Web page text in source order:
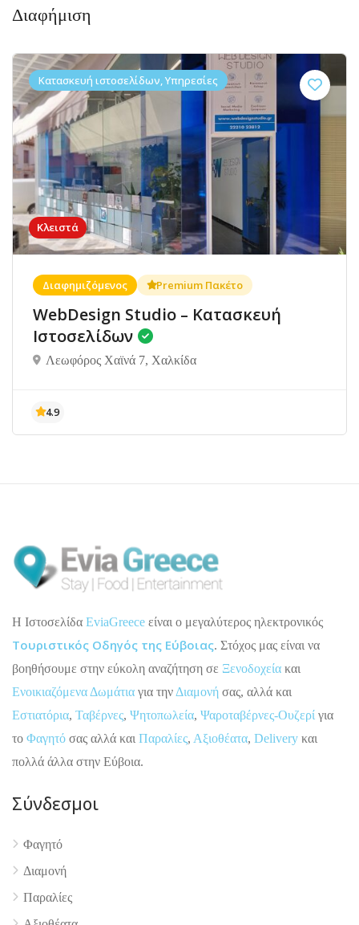
Διαφήμιση
Κλειστά
Κατασκευή ιστοσελίδων, Υπηρεσίες
Διαφημιζόμενος Premium Πακέτο
WebDesign Studio – Κατασκευή
Ιστοσελίδων
Λεωφόρος Χαϊνά 7, Χαλκίδα
4.9
H Ιστοσελίδα EviaGreece είναι ο μεγαλύτερος ηλεκτρονικός
Τουριστικός Οδηγός της Εύβοιας. Στόχος μας είναι να
βοηθήσουμε στην εύκολη αναζήτηση σε Ξενοδοχεία και
Ενοικιαζόμενα Δωμάτια για την Διαμονή σας, αλλά και
Εστιατόρια, Ταβέρνες, Ψητοπωλεία, Ψαροταβέρνες-Ουζερί για
το Φαγητό σας αλλά και Παραλίες, Αξιοθέατα, Delivery και
πολλά άλλα στην Εύβοια.
Σύνδεσμοι
Φαγητό
Διαμονή
Παραλίες